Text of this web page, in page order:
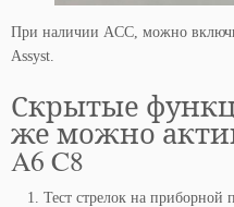
При наличии ACC, можно
Assyst.
Скрытые
же можно
A6 C8
Тест стрелок на приборной